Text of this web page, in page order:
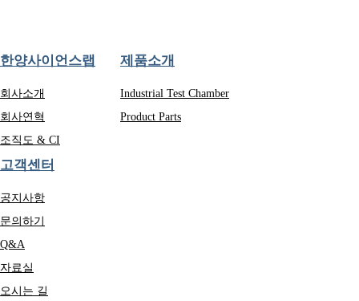
한양사이언스랩
회사소개
회사연혁
조직도 & CI
제품소개
Industrial Test Chamber
Product Parts
고객센터
공지사항
문의하기
Q&A
자료실
오시는 길